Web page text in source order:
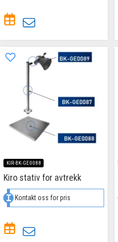
KIR-BK-GE0088
Kiro stativ for avtrekk
Kontakt oss for pris